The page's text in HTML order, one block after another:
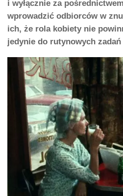
i wyłącznie za
wprowadzić odbiorców w
ich, że rola kobiety nie
jedynie do rutynowych